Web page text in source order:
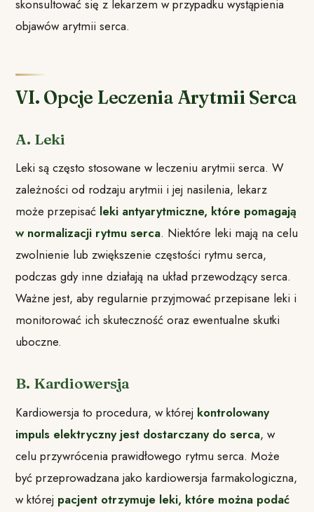
skonsultować się z lekarzem w przypadku wystąpienia
objawów arytmii serca.
VI. Opcje Leczenia Arytmii Serca
A. Leki
Leki są często stosowane w leczeniu arytmii serca. W
zależności od rodzaju arytmii i jej nasilenia, lekarz
może przepisać leki antyarytmiczne, które pomagają
w normalizacji rytmu serca. Niektóre leki mają na celu
zwolnienie lub zwiększenie częstości rytmu serca,
podczas gdy inne działają na układ przewodzący serca.
Ważne jest, aby regularnie przyjmować przepisane leki i
monitorować ich skuteczność oraz ewentualne skutki
uboczne.
B. Kardiowersja
Kardiowersja to procedura, w której kontrolowany
impuls elektryczny jest dostarczany do serca, w
celu przywrócenia prawidłowego rytmu serca. Może
być przeprowadzana jako kardiowersja farmakologiczna,
w której pacjent otrzymuje leki, które można podać